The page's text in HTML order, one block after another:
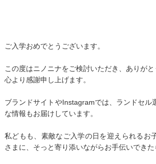
ご入学おめでとうございます。
この度はニノニナをご検討いただき、ありがと
心より感謝申し上げます。
ブランドサイトやInstagramでは、ランドセル
な情報もお届けしています。
私どもも、素敵なご入学の日を迎えられるお
さまに、 そっと寄り添いながらお手伝いできた